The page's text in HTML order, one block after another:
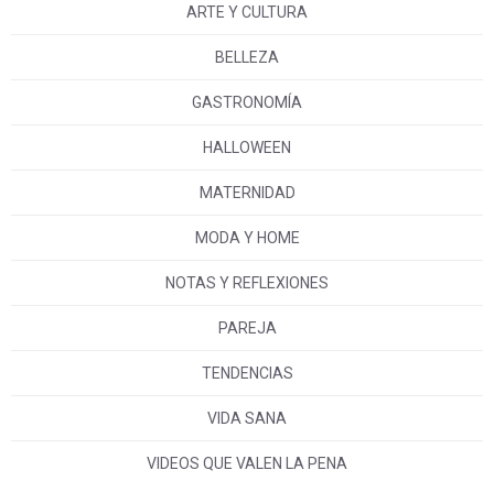
ARTE Y CULTURA
BELLEZA
GASTRONOMÍA
HALLOWEEN
MATERNIDAD
MODA Y HOME
NOTAS Y REFLEXIONES
PAREJA
TENDENCIAS
VIDA SANA
VIDEOS QUE VALEN LA PENA